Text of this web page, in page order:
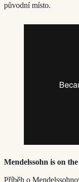
původní místo.
Mendelssohn is on
Příběh o